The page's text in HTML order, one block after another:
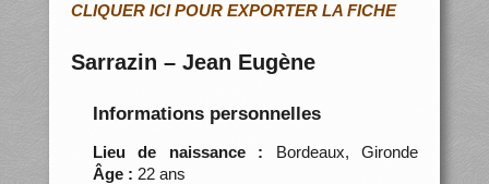
CLIQUER ICI POUR EXPORTER LA FICHE
Sarrazin – Jean Eugène
Informations personnelles
Lieu de naissance : Bordeaux, Gironde
Âge : 22 ans